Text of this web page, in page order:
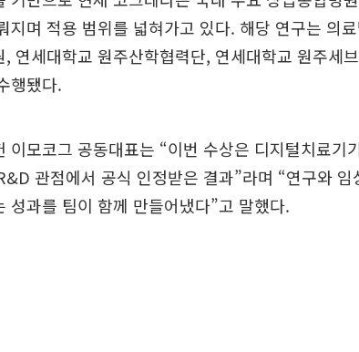
지며 적용 범위를 넓혀가고 있다. 해당 연구는 의
, 연세대학교 원주산학협력단, 연세대학교 원주세
행됐다.
이모코그 공동대표는 “이번 수상은 디지털치료기
관점에서 공식 인정받은 결과”라며 “연구와
성과를 팀이 함께 만들어냈다”고 말했다.